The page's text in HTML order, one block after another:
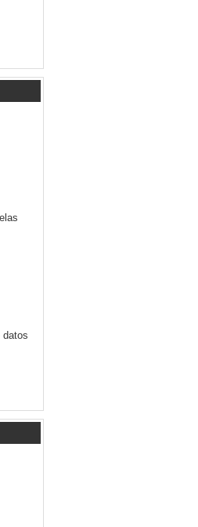
datos